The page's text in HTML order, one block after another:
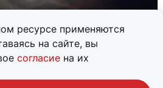
ресурсе применяются
на сайте, вы
согласие на их
после сигнала